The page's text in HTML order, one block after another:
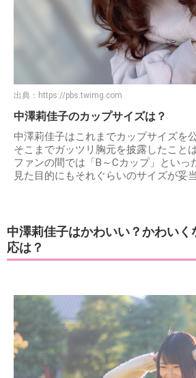
出典： https://pbs.twimg.com
中澤莉佳子のカップサイズは？
中澤莉佳子はこれまでカップサイズを
そこまでガッツリ胸元を披露したこと
ファンの間では「B～Cカップ」といっ
見た目的にもそれぐらいのサイズが妥
中澤莉佳子はかわいい？かわいく
応は？